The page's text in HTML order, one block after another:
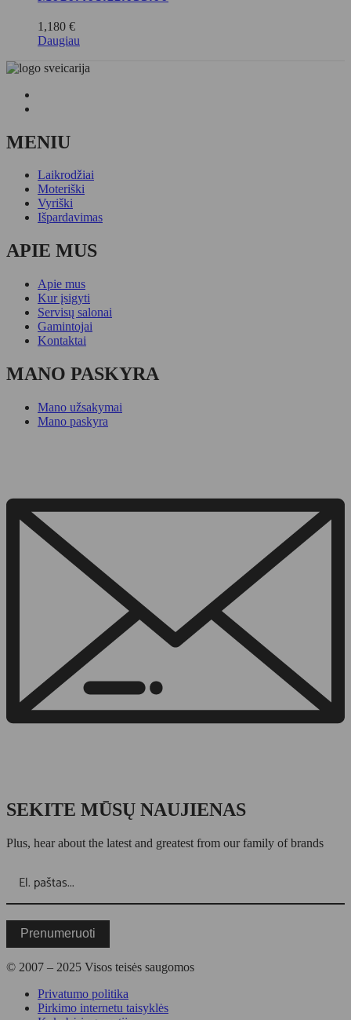
1,180 €
Daugiau
MENIU
Laikrodžiai
Moteriški
Vyriški
Išpardavimas
APIE MUS
Apie mus
Kur įsigyti
Servisų salonai
Gamintojai
Kontaktai
MANO PASKYRA
Mano užsakymai
Mano paskyra
SEKITE MŪSŲ NAUJIENAS
Plus, hear about the latest and greatest from our family of brands
Prenumeruoti
© 2007 – 2025 Visos teisės saugomos
Privatumo politika
Pirkimo internetu taisyklės